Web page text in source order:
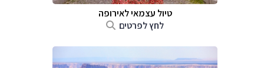
טיול עצמאי לאירופה
לחץ לפרטים